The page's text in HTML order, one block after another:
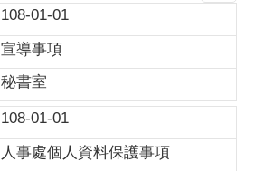
108-01-01
宣導事項
秘書室
108-01-01
人事處個人資料保護事項